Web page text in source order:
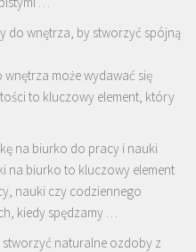
do wnętrza, by stworzyć spójną
może wydawać się
to kluczowy element, który
na biurko do pracy i nauki
na biurko to kluczowy element
nauki czy codziennego
kiedy spędzamy …
stworzyć naturalne ozdoby z